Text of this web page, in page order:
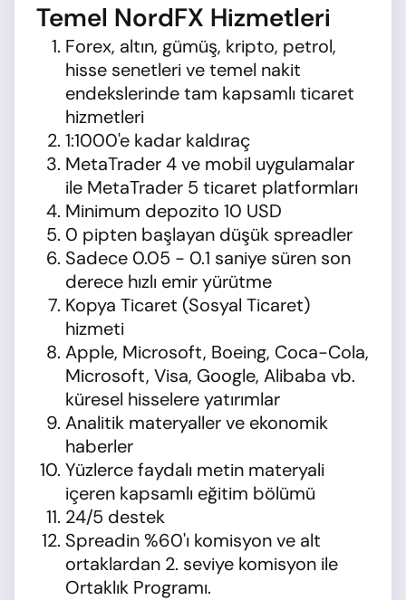
Temel NordFX Hizmetleri
Forex, altın, gümüş, kripto, petrol,
hisse senetleri ve temel nakit
endekslerinde tam kapsamlı ticaret
hizmetleri
1:1000'e kadar kaldıraç
MetaTrader 4 ve mobil uygulamalar
ile MetaTrader 5 ticaret platformları
Minimum depozito 10 USD
0 pipten başlayan düşük spreadler
Sadece 0.05 - 0.1 saniye süren son
derece hızlı emir yürütme
Kopya Ticaret (Sosyal Ticaret)
hizmeti
Apple, Microsoft, Boeing, Coca-Cola,
Microsoft, Visa, Google, Alibaba vb.
küresel hisselere yatırımlar
Analitik materyaller ve ekonomik
haberler
Yüzlerce faydalı metin materyali
içeren kapsamlı eğitim bölümü
24/5 destek
Spreadin %60'ı komisyon ve alt
ortaklardan 2. seviye komisyon ile
Ortaklık Programı.